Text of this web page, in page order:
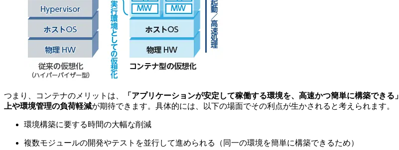
つまり、コンテナのメリットは、 「アプリケーションが安定して稼働する環境を、高速かつ簡単に構築できる」
上や環境管理の負荷軽減が期待できます。具体的には、以下の場面でその利点が生かされると考えられます。
環境構築に要する時間の大幅な削減
複数モジュールの開発やテストを並行して進められる（同一の環境を簡単に構築できるため）